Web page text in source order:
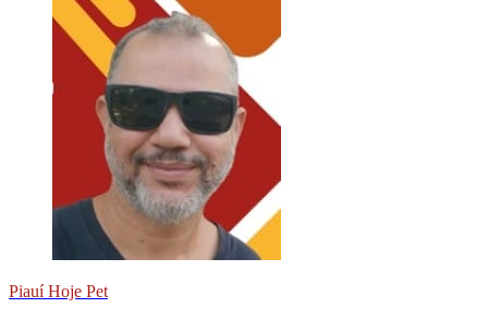
Piauí Hoje Pet